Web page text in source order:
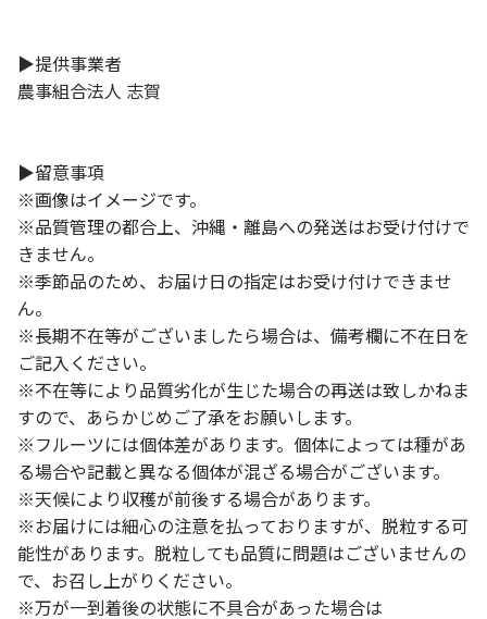
▶提供事業者
農事組合法人 志賀
▶留意事項
※画像はイメージです。
※品質管理の都合上、沖縄・離島への発送はお受け付けで
きません。
※季節品のため、お届け日の指定はお受け付けできませ
ん。
※長期不在等がございましたら場合は、備考欄に不在日を
ご記入ください。
※不在等により品質劣化が生じた場合の再送は致しかねま
すので、あらかじめご了承をお願いします。
※フルーツには個体差があります。個体によっては種があ
る場合や記載と異なる個体が混ざる場合がございます。
※天候により収穫が前後する場合があります。
※お届けには細心の注意を払っておりますが、脱粒する可
能性があります。脱粒しても品質に問題はございませんの
で、お召し上がりください。
※万が一到着後の状態に不具合があった場合は